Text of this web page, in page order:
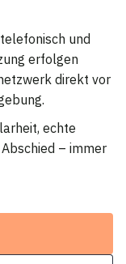
und
erfolgen
direkt vor
echte
– immer